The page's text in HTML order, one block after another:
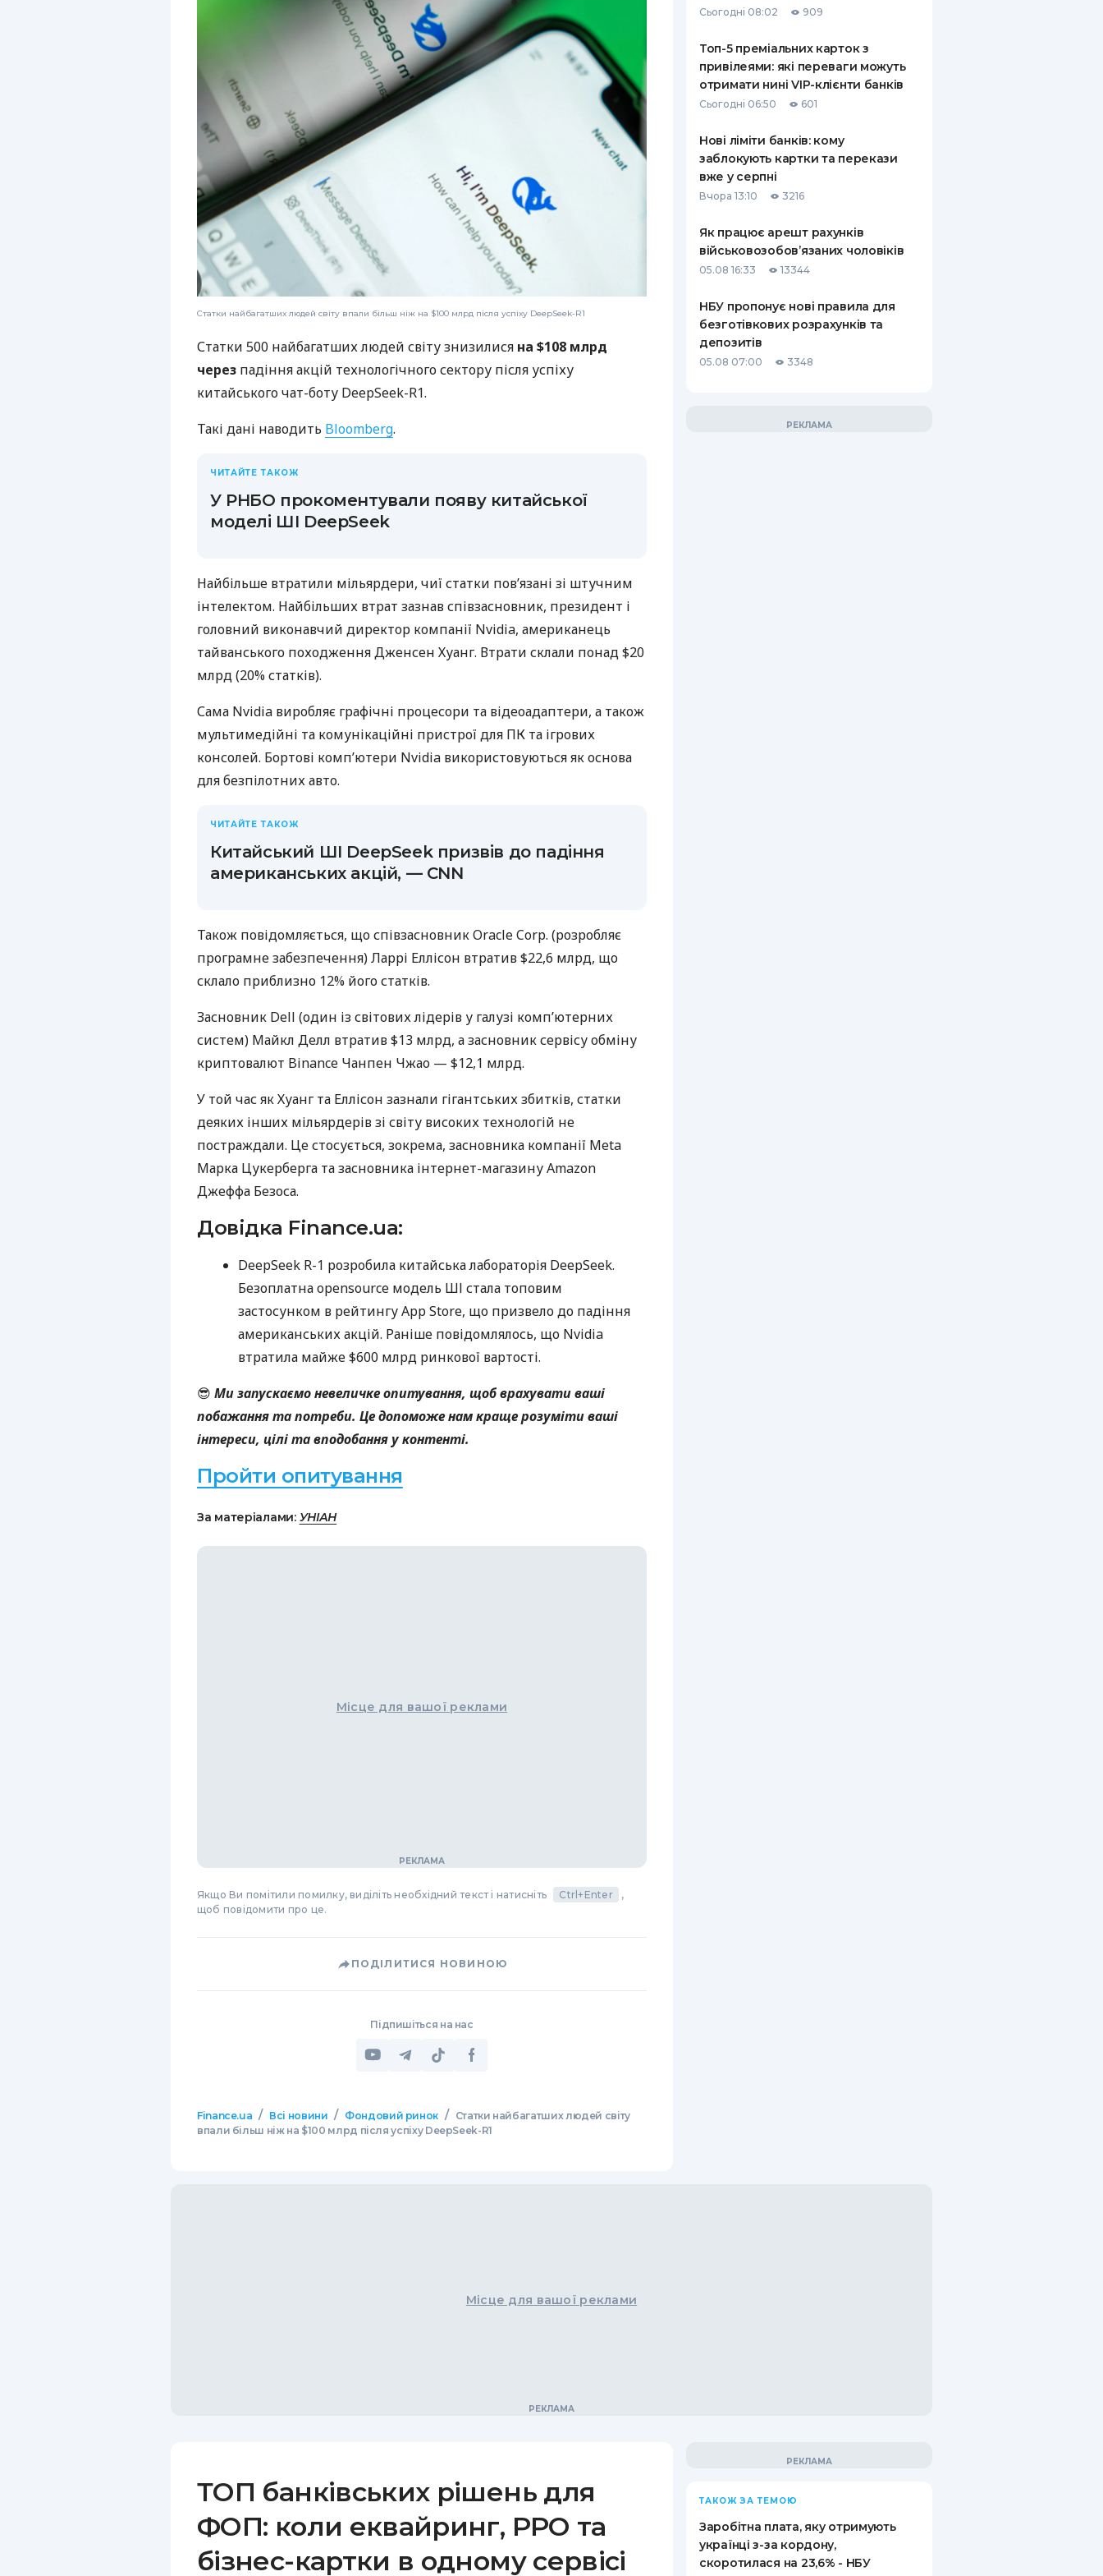
РЕЙТИНГ ДЕБЕТОВИХ
КАРТОК
ЩОМІСЯЧНИЙ ОГЛЯД
КЕШБЕКУ
ПУТІВНИКИ ПО
БАНКІВСЬКИХ КАРТКАХ
ВСІ СТРАХОВІ ПОЛІСИ
СТРАХОВІ КОМПАНІЇ
ВІДГУКИ ПРО СТРАХОВІ
КОМПАНІЇ
Статки найбагатших людей світу впали більш ніж на $100 млрд після успіху DeepSeek-R1
Статки 500 найбагатших людей світу знизилися на $108 млрд
через падіння акцій технологічного сектору після успіху
китайського чат-боту DeepSeek-R1.
Такі дані наводить Bloomberg.
ЧИТАЙТЕ ТАКОЖ
У РНБО прокоментували появу китайської
моделі ШІ DeepSeek
Найбільше втратили мільярдери, чиї статки пов’язані зі штучним
інтелектом. Найбільших втрат зазнав співзасновник, президент і
головний виконавчий директор компанії Nvidia, американець
тайванського походження Дженсен Хуанг. Втрати склали понад $20
млрд (20% статків).
Сама Nvidia виробляє графічні процесори та відеоадаптери, а також
мультимедійні та комунікаційні пристрої для ПК та ігрових
консолей. Бортові комп’ютери Nvidia використовуються як основа
для безпілотних авто.
ЧИТАЙТЕ ТАКОЖ
Китайський ШІ DeepSeek призвів до падіння
американських акцій, — CNN
Також повідомляється, що співзасновник Oracle Corp. (розробляє
програмне забезпечення) Ларрі Еллісон втратив $22,6 млрд, що
склало приблизно 12% його статків.
Засновник Dell (один із світових лідерів у галузі комп’ютерних
систем) Майкл Делл втратив $13 млрд, а засновник сервісу обміну
криптовалют Binance Чанпен Чжао — $12,1 млрд.
У той час як Хуанг та Еллісон зазнали гігантських збитків, статки
деяких інших мільярдерів зі світу високих технологій не
постраждали. Це стосується, зокрема, засновника компанії Meta
Марка Цукерберга та засновника інтернет-магазину Amazon
Джеффа Безоса.
Довідка Finance.ua:
DeepSeek R-1 розробила китайська лабораторія DeepSeek.
Безоплатна opensource модель ШІ стала топовим
застосунком в рейтингу App Store, що призвело до падіння
американських акцій. Раніше повідомлялось, що Nvidia
втратила майже $600 млрд ринкової вартості.
😎 Ми запускаємо невеличке опитування, щоб врахувати ваші
побажання та потреби. Це допоможе нам краще розуміти ваші
інтереси, цілі та вподобання у контенті.
Пройти опитування
За матеріалами: УНІАН
Місце для вашої реклами
Якщо Ви помітили помилку, виділіть необхідний текст і натисніть Ctrl+Enter
,
щоб повідомити про це.
ПОДІЛИТИСЯ НОВИНОЮ
Підпишіться на нас
Finance.ua / Всі новини / Фондовий ринок /
Статки найбагатших людей світу
впали більш ніж на $100 млрд після успіху DeepSeek-R1
Сьогодні 08:02 909
Топ-5 преміальних карток з
привілеями: які переваги можуть
отримати нині VIP-клієнти банків
Сьогодні 06:50 601
Нові ліміти банків: кому
заблокують картки та перекази
вже у серпні
Вчора 13:10 3216
Як працює арешт рахунків
військовозобов’язаних чоловіків
05.08 16:33 13344
НБУ пропонує нові правила для
безготівкових розрахунків та
депозитів
05.08 07:00 3348
Місце для вашої реклами
ТОП банківських рішень для
ФОП: коли еквайринг, РРО та
бізнес-картки в одному сервісі
ТАКОЖ ЗА ТЕМОЮ
Заробітна плата, яку отримують
українці з-за кордону,
скоротилася на 23,6% - НБУ